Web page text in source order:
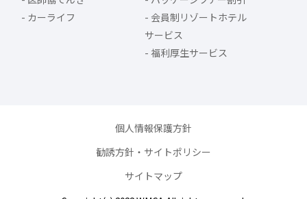
カーライフ
会員制リゾートホテル
サービス
福利厚生サービス
個人情報保護方針
勧誘方針・サイトポリシー
サイトマップ